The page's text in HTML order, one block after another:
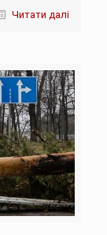
Читати далі